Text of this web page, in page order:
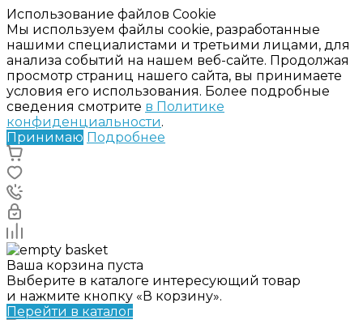
Использование файлов Cookie
Мы используем файлы cookie, разработанные
нашими специалистами и третьими лицами, для
анализа событий на нашем веб-сайте. Продолжая
просмотр страниц нашего сайта, вы принимаете
условия его использования. Более подробные
сведения смотрите в Политике
конфиденциальности.
Принимаю Подробнее
Ваша корзина пуста
Выберите в каталоге интересующий товар
и нажмите кнопку «В корзину».
Перейти в каталог